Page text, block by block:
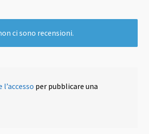
ci sono recensioni.
per pubblicare una